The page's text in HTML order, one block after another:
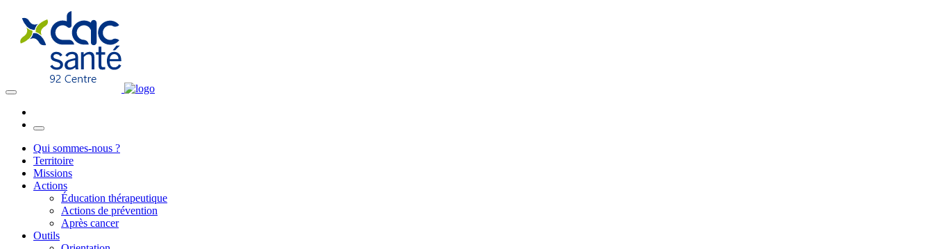
Qui sommes-nous ?
Territoire
Missions
Actions
Éducation thérapeutique
Actions de prévention
Après cancer
Outils